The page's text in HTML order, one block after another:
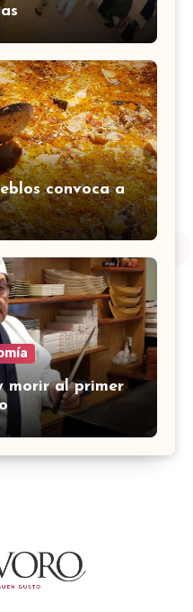
convoca a
morir al primer